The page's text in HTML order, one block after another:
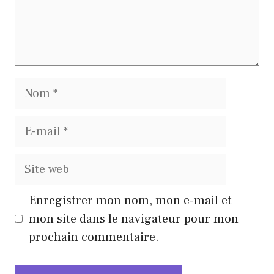
Nom
E-
Site
Enregistrer mon nom, mon e-mail et
mon site dans le navigateur pour mon
prochain commentaire.